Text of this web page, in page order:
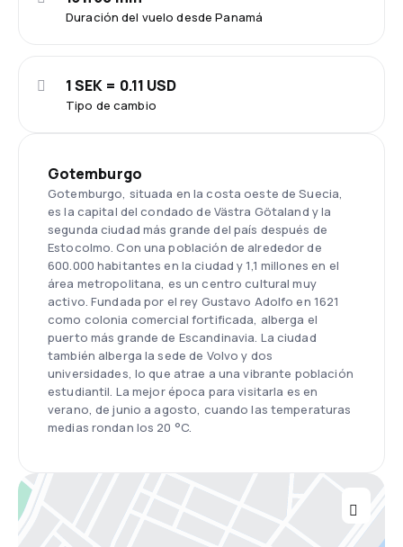
Duración del vuelo desde Panamá
Tipo de cambio
1 SEK = 0.11 USD
Gotemburgo
Gotemburgo, situada en la costa oeste de Suecia,
es la capital del condado de Västra Götaland y la
segunda ciudad más grande del país después de
Estocolmo. Con una población de alrededor de
600.000 habitantes en la ciudad y 1,1 millones en el
área metropolitana, es un centro cultural muy
activo. Fundada por el rey Gustavo Adolfo en 1621
como colonia comercial fortificada, alberga el
puerto más grande de Escandinavia. La ciudad
también alberga la sede de Volvo y dos
universidades, lo que atrae a una vibrante población
estudiantil. La mejor época para visitarla es en
verano, de junio a agosto, cuando las temperaturas
medias rondan los 20 °C.